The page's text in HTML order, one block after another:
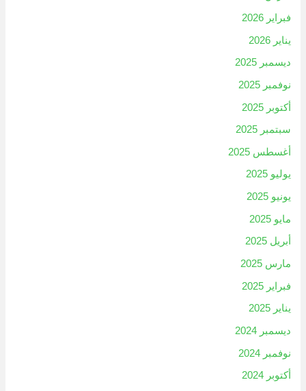
فبراير 2026
يناير 2026
ديسمبر 2025
نوفمبر 2025
أكتوبر 2025
سبتمبر 2025
أغسطس 2025
يوليو 2025
يونيو 2025
مايو 2025
أبريل 2025
مارس 2025
فبراير 2025
يناير 2025
ديسمبر 2024
نوفمبر 2024
أكتوبر 2024